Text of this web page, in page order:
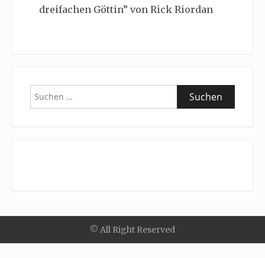
dreifachen Göttin” von Rick Riordan
Suchen
nach:
© All Right Reserved